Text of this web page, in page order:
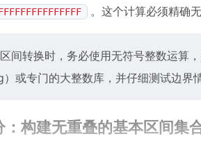
。这个计算必须精确
区间转换时，务必使用无符号整数运算
）或专门的大整数库，并仔细测试边
构建无重叠的基本区间集